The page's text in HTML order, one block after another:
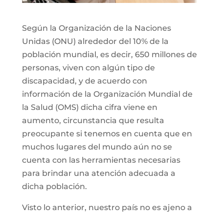
Según la Organización de la Naciones
Unidas (ONU) alrededor del 10% de la
población mundial, es decir, 650 millones de
personas, viven con algún tipo de
discapacidad, y de acuerdo con
información de la Organización Mundial de
la Salud (OMS) dicha cifra viene en
aumento, circunstancia que resulta
preocupante si tenemos en cuenta que en
muchos lugares del mundo aún no se
cuenta con las herramientas necesarias
para brindar una atención adecuada a
dicha población.
Visto lo anterior, nuestro país no es ajeno a